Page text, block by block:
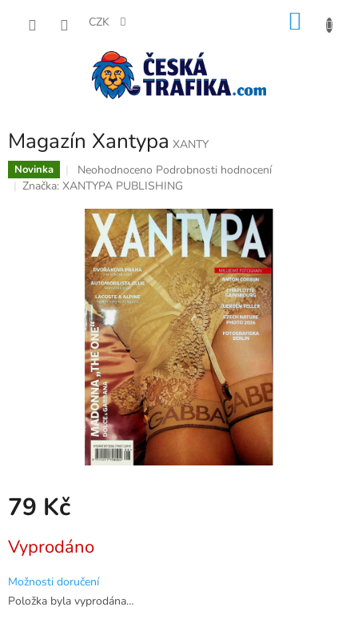
CZK
Magazín Xantypa XANTY
Novinka
Průměrné
hodnocení
0,0
hvězdiček.
Neohodnoceno Podrobnosti hodnocení
Značka: XANTYPA PUBLISHING
79 Kč
cena:
Vyprodáno
Možnosti doručení
Položka byla vyprodána…